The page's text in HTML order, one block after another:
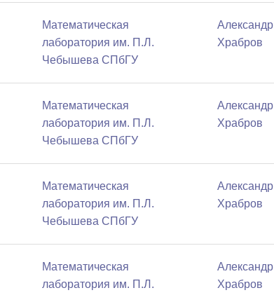
Математичеcкая
лаборатория им. П.Л.
Чебышева СПбГУ
Александр
Храбров
Математичеcкая
лаборатория им. П.Л.
Чебышева СПбГУ
Александр
Храбров
Математичеcкая
лаборатория им. П.Л.
Чебышева СПбГУ
Александр
Храбров
Математичеcкая
лаборатория им. П.Л.
Александр
Храбров